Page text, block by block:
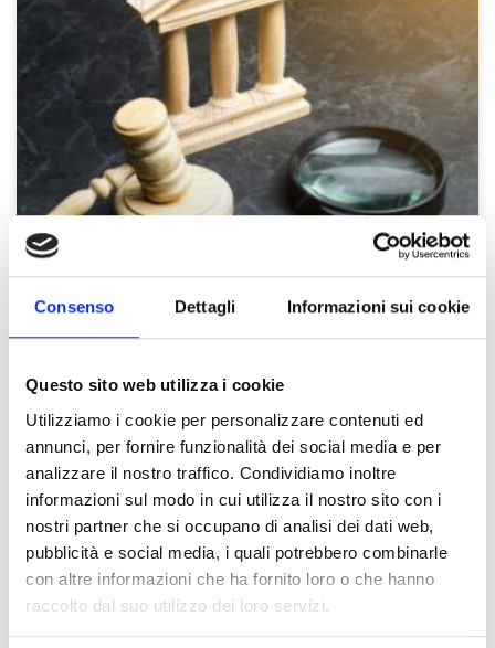
Consenso Dettagli Informazioni sui cookie
Questo sito web utilizza i cookie
Utilizziamo i cookie per personalizzare contenuti ed
annunci, per fornire funzionalità dei social media e per
analizzare il nostro traffico. Condividiamo inoltre
informazioni sul modo in cui utilizza il nostro sito con i
nostri partner che si occupano di analisi dei dati web,
pubblicità e social media, i quali potrebbero combinarle
con altre informazioni che ha fornito loro o che hanno
raccolto dal suo utilizzo dei loro servizi.